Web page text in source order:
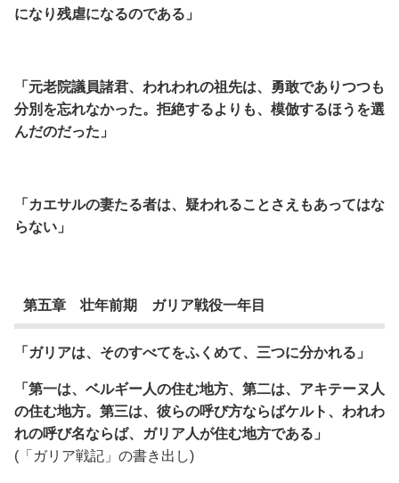
になり残虐になるのである」
「元老院議員諸君、われわれの祖先は、勇敢でありつつも
分別を忘れなかった。 拒絶するよりも、模倣するほうを選
んだのだった」
「カエサルの妻たる者は、疑われることさえもあってはな
らない」
第五章 壮年前期 ガリア戦役一年目
「ガリアは、そのすべてをふくめて、三つに分かれる」
「 第一は、ベルギー人の住む地方、第二は、アキテーヌ人
の住む地方。 第三は、彼らの呼び方ならばケルト、われわ
れの呼び名ならば、ガリア人が住む地方である」
(「ガリア戦記」の書き出し)